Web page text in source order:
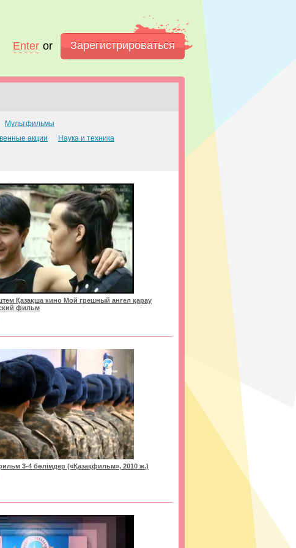
Enter or Зарегистрироваться
Мультфильмы
акции
Наука и техника
Қазақша кино Мой грешный ангел қарау
фильм
3-4 бөлімдер («Қазақфильм», 2010 ж.)